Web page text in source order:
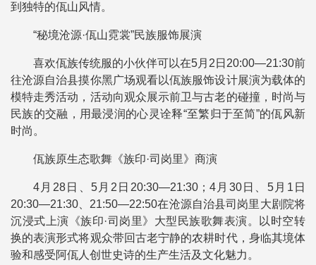
到独特的佤山风情。
“秘境沧源·佤山霓裳”民族服饰展演
喜欢佤族传统服的小伙伴可以在5月2日20:00―21:30前
往沧源自治县摸你黑广场观看以佤族服饰设计展演为载体的
模特走秀活动，活动向观众展示前卫与古老的碰撞，时尚与
民族的交融，用最浸润的心灵诠释“至繁归于至简”的佤风新
时尚。
佤族原生态歌舞《族印·司岗里》商演
4月28日、5月2日20:30―21:30；4月30日、5月1日
20:30―21:30、21:50―22:50在沧源自治县司岗里大剧院将
沉浸式上演《族印·司岗里》大型民族歌舞表演。以时空转
换的表演形式将观众带回古老宁静的农耕时代，身临其境体
验和感受阿佤人创世史诗的生产生活及文化魅力。